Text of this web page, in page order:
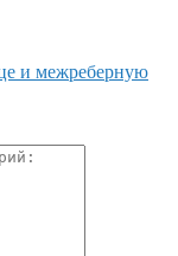
и межреберную